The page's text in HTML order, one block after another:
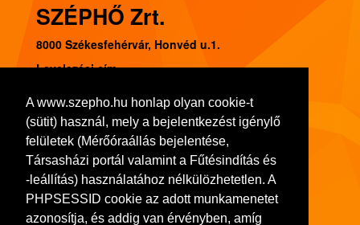
A www.szepho.hu honlap olyan cookie-t
(sütit) használ, mely a bejelentkezést igénylő
felületek (Mérőóraállás bejelentése,
Társasházi portál valamint a Fűtésindítás és
-leállítás) használatához nélkülözhetetlen. A
PHPSESSID cookie az adott munkamenetet
azonosítja, és addig van érvényben, amíg
SZÉPHŐ Zrt.
8000 Székesfehérvár, Honvéd u.1.
Levelezési cím:
Tel.: (22) 541-300, Fax: (22) 314-252
Adószám: 11103413-2-07
Bankszámlaszám: 10918001-00000036-72480008
Cégjegyzék szám: 07-10-001064